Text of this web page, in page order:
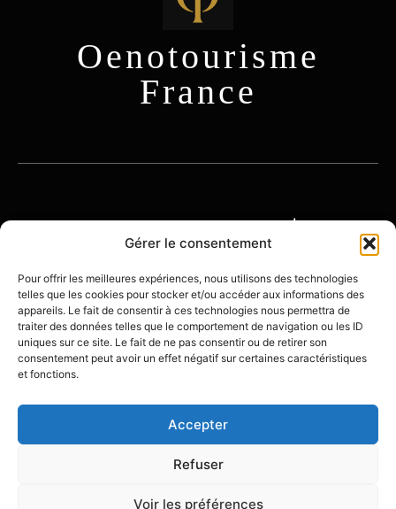
Gérer le consentement
Pour offrir les meilleures expériences, nous utilisons des technologies
telles que les cookies pour stocker et/ou accéder aux informations des
appareils. Le fait de consentir à ces technologies nous permettra de
traiter des données telles que le comportement de navigation ou les ID
uniques sur ce site. Le fait de ne pas consentir ou de retirer son
consentement peut avoir un effet négatif sur certaines caractéristiques
et fonctions.
Accepter
Refuser
Voir les préférences
Oenotourisme
France
© 2026 OENOTOURISME-FRANCE | TOUS
DROITS RÉSERVÉS
À
PROPOS
POLITIQUE DE
CONFIDENTIALITÉ
MENTIONS
LÉGALES
Créé avec ❤️ parOlivier Beining - Stratégie
Digitale